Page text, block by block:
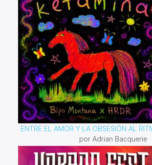
ENTRE EL AMOR Y LA OBSESIÓN AL
por Adrian Bacquerie